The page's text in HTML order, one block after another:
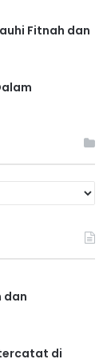
Fitnah dan
dan
di